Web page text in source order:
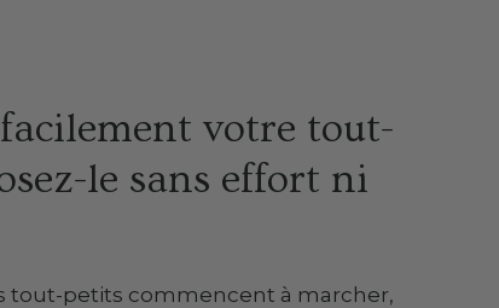
facilement votre tout-
le sans effort ni
tout-petits commencent à marcher,